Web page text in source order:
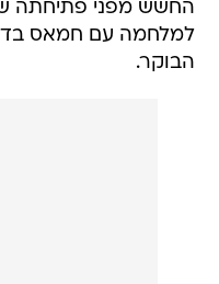
החשש מפני פתיחתה
למלחמה עם חמאס
הבוקר.